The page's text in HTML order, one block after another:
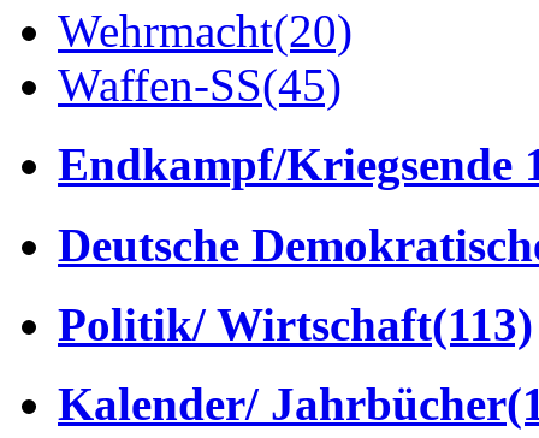
Wehrmacht(20)
Waffen-SS(45)
Endkampf/Kriegsende
Deutsche
Politik/ Wirtschaft(113)
Kalender/ Jahrbücher